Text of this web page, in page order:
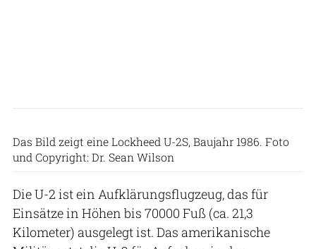
Das Bild zeigt eine Lockheed U-2S, Baujahr 1986. Foto
und Copyright: Dr. Sean Wilson
Die U-2 ist ein Aufklärungsflugzeug, das für
Einsätze in Höhen bis 70000 Fuß (ca. 21,3
Kilometer) ausgelegt ist. Das amerikanische